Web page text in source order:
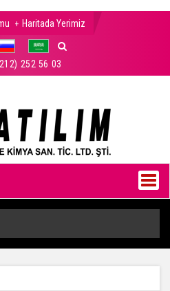
252 56 03
Haritada Yerimiz